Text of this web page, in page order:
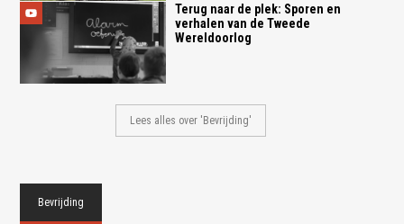
Terug naar de plek: Sporen en
verhalen van de Tweede
Wereldoorlog
Lees alles over 'Bevrijding'
Bevrijding